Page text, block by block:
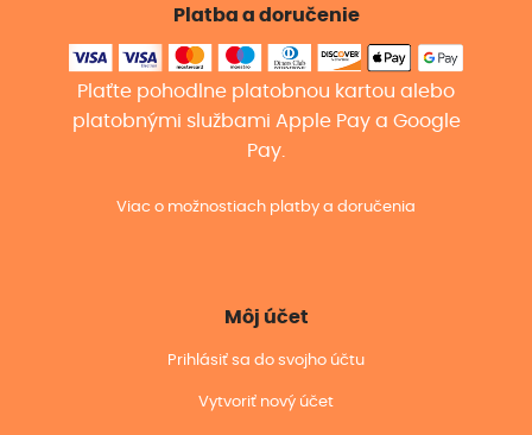
Platba a doručenie
Plaťte pohodlne platobnou kartou alebo
platobnými službami Apple Pay a Google
Pay.
Viac o možnostiach platby a doručenia
Môj účet
Prihlásiť sa do svojho účtu
Vytvoriť nový účet